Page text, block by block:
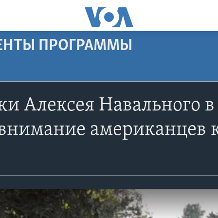
ПРОГРАММЫ
Алексея Навального
американцев